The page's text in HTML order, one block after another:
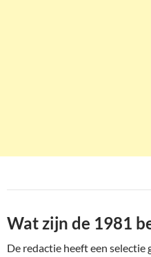
Wat zijn de 1981
De redactie heeft een selectie